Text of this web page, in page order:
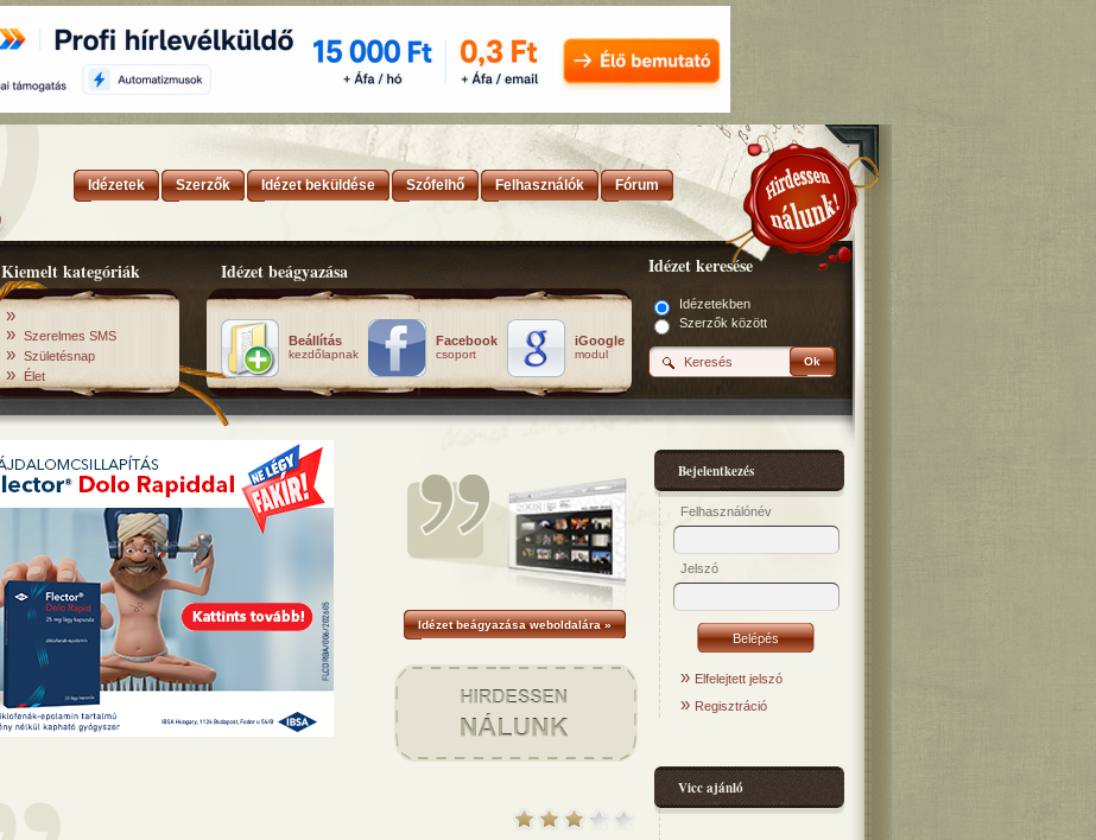
Idézetek Szerzők Idézet beküldése Szófelhő Felhasználók Fórum
Kiemelt kategóriák
»
» Szerelmes SMS
» Születésnap
» Élet
Idézet beágyazása
Beállítás
kezdőlapnak
Facebook
csoport
iGoogle
modul
Idézet keresése
Idézetekben
Szerzők között
Ok
Idézet beágyazása weboldalára »
Bejelentkezés
Felhasználónév
Jelszó
» Elfelejtett jelszó
» Regisztráció
Vicc ajánló